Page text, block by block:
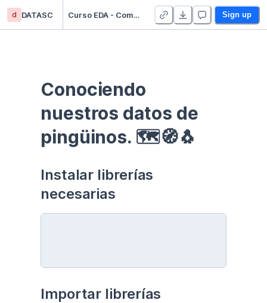
d DATASC Curso EDA - Communication - Duplicate Sign up
Conociendo
nuestros datos de
pingüinos. 🗺🧭🐧
Instalar librerías
necesarias
Importar librerías